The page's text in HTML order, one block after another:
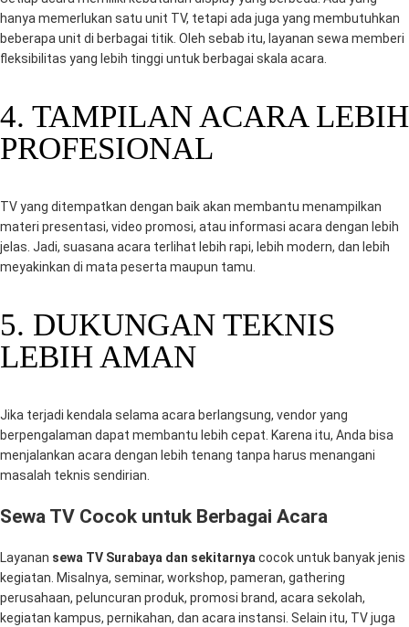
hanya memerlukan satu unit TV, tetapi ada juga yang membutuhkan
beberapa unit di berbagai titik. Oleh sebab itu, layanan sewa memberi
fleksibilitas yang lebih tinggi untuk berbagai skala acara.
4. TAMPILAN ACARA LEBIH
PROFESIONAL
TV yang ditempatkan dengan baik akan membantu menampilkan
materi presentasi, video promosi, atau informasi acara dengan lebih
jelas. Jadi, suasana acara terlihat lebih rapi, lebih modern, dan lebih
meyakinkan di mata peserta maupun tamu.
5. DUKUNGAN TEKNIS
LEBIH AMAN
Jika terjadi kendala selama acara berlangsung, vendor yang
berpengalaman dapat membantu lebih cepat. Karena itu, Anda bisa
menjalankan acara dengan lebih tenang tanpa harus menangani
masalah teknis sendirian.
Sewa TV Cocok untuk Berbagai Acara
Layanan sewa TV Surabaya dan sekitarnya cocok untuk banyak jenis
kegiatan. Misalnya, seminar, workshop, pameran, gathering
perusahaan, peluncuran produk, promosi brand, acara sekolah,
kegiatan kampus, pernikahan, dan acara instansi. Selain itu, TV juga